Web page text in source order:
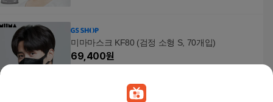
미마마스크 KF80 (검정 소형 S, 70개입)
69,400원